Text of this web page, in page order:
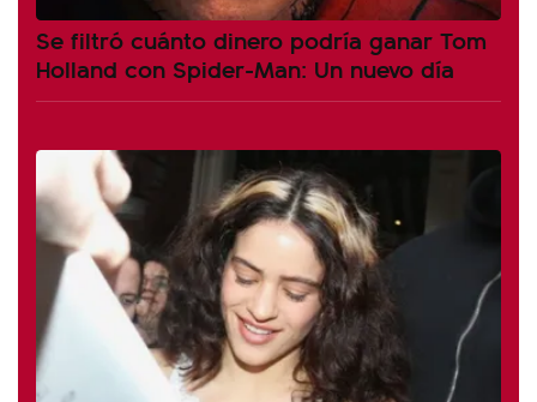
Se filtró cuánto dinero podría ganar Tom
Holland con Spider-Man: Un nuevo día